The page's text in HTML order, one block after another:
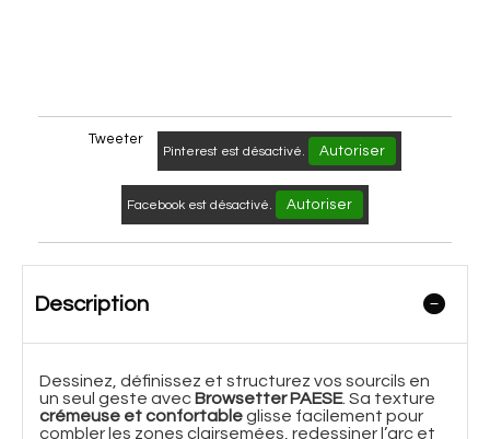
Tweeter
Pinterest est désactivé. Autoriser
Facebook est désactivé. Autoriser
Description
Dessinez, définissez et structurez vos sourcils en
un seul geste avec Browsetter PAESE. Sa texture
crémeuse et confortableglisse facilement pour
combler les zones clairsemées, redessiner l’arc et